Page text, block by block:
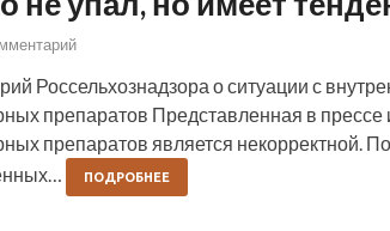
Россельхознадзора о ситуации с
препаратов Представленная в
препаратов является некорректной.
ПОДРОБНЕЕ